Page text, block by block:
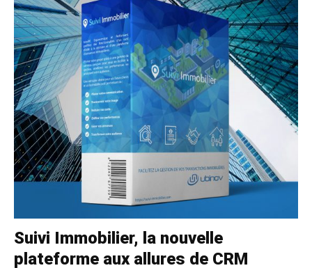
Suivi Immobilier, la nouvelle
plateforme aux allures de CRM